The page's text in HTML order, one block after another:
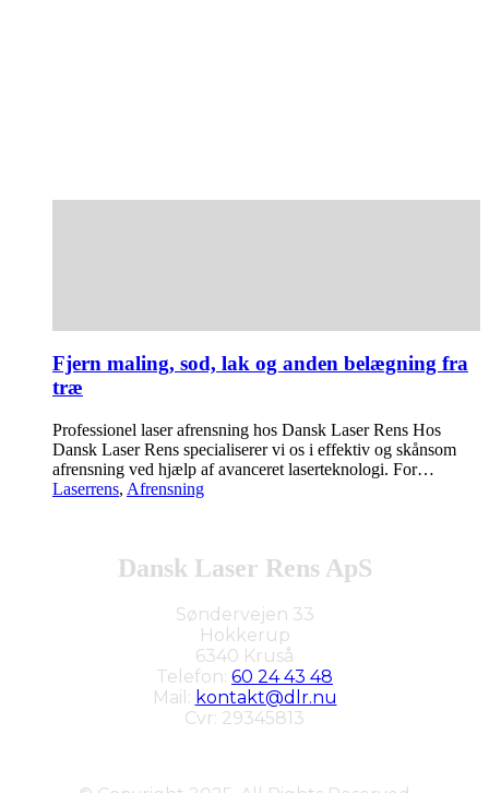
Fjern maling, sod, lak og anden belægning fra
træ
Professionel laser afrensning hos Dansk Laser Rens Hos
Dansk Laser Rens specialiserer vi os i effektiv og skånsom
afrensning ved hjælp af avanceret laserteknologi. For…
Laserrens, Afrensning
Dansk Laser Rens ApS
Søndervejen 33
Hokkerup
6340 Kruså
Telefon: 60 24 43 48
Mail: kontakt@dlr.nu
Cvr: 29345813